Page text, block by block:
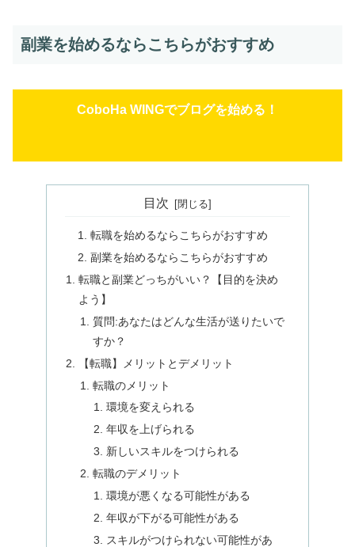
副業を始めるならこちらがおすすめ
CoboHa WINGでブログを始める！
目次
転職を始めるならこちらがおすすめ
副業を始めるならこちらがおすすめ
転職と副業どっちがいい？【目的を決め
よう】
質問:あなたはどんな生活が送りたいで
すか？
【転職】メリットとデメリット
転職のメリット
環境を変えられる
年収を上げられる
新しいスキルをつけられる
転職のデメリット
環境が悪くなる可能性がある
年収が下がる可能性がある
スキルがつけられない可能性があ